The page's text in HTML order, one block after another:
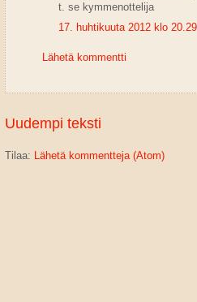
t. se kymmenottelija
17. huhtikuuta 2012 klo 20.29
Lähetä kommentti
Uudempi teksti
Tilaa: Lähetä kommentteja (Atom)